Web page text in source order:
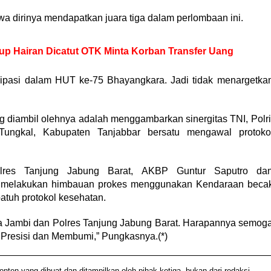
dirinya mendapatkan juara tiga dalam perlombaan ini.
Hairan Dicatut OTK Minta Korban Transfer Uang
dalam HUT ke-75 Bhayangkara. Jadi tidak
diambil olehnya adalah menggambarkan sinergitas TNI,
Kabupaten Tanjabbar bersatu mengawal protokol
Tanjung Jabung Barat, AKBP Guntur Saputro
himbauan prokes menggunakan Kendaraan
protokol kesehatan.
dan Polres Tanjung Jabung Barat. Harapannya
dan Membumi,” Pungkasnya.(*)